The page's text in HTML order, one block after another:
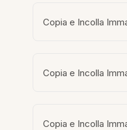
Copia e Incolla
Copia e Incolla
Copia e Incolla